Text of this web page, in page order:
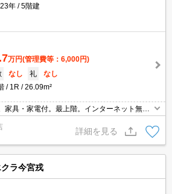
年
5階建
万円(管理費等：6,000円)
なし 礼
なし
1R 26.09m²
家具・家電付。最上階。インターネット無
レベーター付RCマンション!。独立洗面台が
保証人不要。
詳細を見る
ラ今宮戎